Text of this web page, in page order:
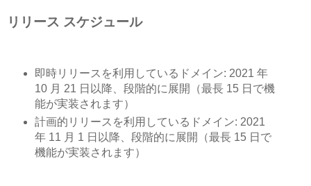
リリース スケジュール
即時リリースを利用しているドメイン: 2021 年
10 月 21 日以降、段階的に展開（最長 15 日で機
能が実装されます）
計画的リリースを利用しているドメイン: 2021
年 11 月 1 日以降、段階的に展開（最長 15 日で
機能が実装されます）